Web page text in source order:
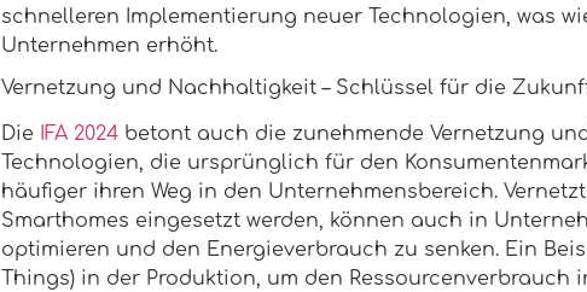
schnelleren Implementierung neuer Technologien, was
Unternehmen erhöht.
Vernetzung und Nachhaltigkeit – Schlüssel für die
Die IFA 2024betont auch die zunehmende Vernetzung
Technologien, die ursprünglich für den
häufiger ihren Weg in den Unternehmensbereich.
Smarthomes eingesetzt werden, können auch in
optimieren und den Energieverbrauch zu senken. Ein
Things) in der Produktion, um den Ressourcenverbrauch